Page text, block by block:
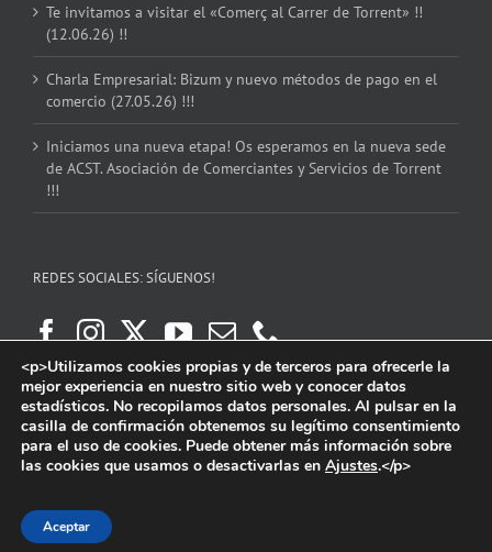
Te invitamos a visitar el «Comerç al Carrer de Torrent» !!
(12.06.26) !!
Charla Empresarial: Bizum y nuevo métodos de pago en el
comercio (27.05.26) !!!
Iniciamos una nueva etapa! Os esperamos en la nueva sede
de ACST. Asociación de Comerciantes y Servicios de Torrent
!!!
REDES SOCIALES: SÍGUENOS!
<p>Utilizamos cookies propias y de terceros para ofrecerle la
mejor experiencia en nuestro sitio web y conocer datos
estadísticos. No recopilamos datos personales. Al pulsar en la
casilla de confirmación obtenemos su legítimo consentimiento
para el uso de cookies. Puede obtener más información sobre
las cookies que usamos o desactivarlas en Ajustes.</p>
Aceptar